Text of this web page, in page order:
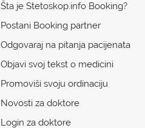
Šta je Stetoskop.info Booking?
Postani Booking partner
Odgovaraj na pitanja pacijenata
Objavi svoj tekst o medicini
Promoviši svoju ordinaciju
Novosti za doktore
Login za doktore